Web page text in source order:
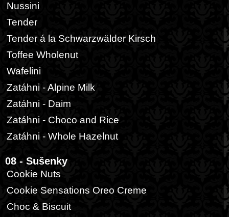
Nussini
Tender
Tender á la Schwarzwälder Kirsch
Toffee Wholenut
Wafelini
Zatáhni - Alpine Milk
Zatáhni - Daim
Zatáhni - Choco and Rice
Zatáhni - Whole Hazelnut
08 - Sušenky
Cookie Nuts
Cookie Sensations Oreo Creme
Choc & Biscuit